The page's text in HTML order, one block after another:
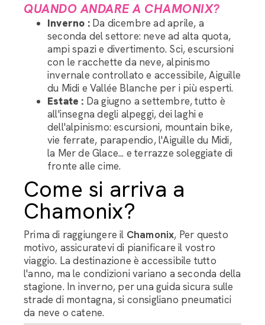
QUANDO ANDARE A CHAMONIX?
Inverno : Da dicembre ad aprile, a
seconda del settore: neve ad alta quota,
ampi spazi e divertimento. Sci, escursioni
con le racchette da neve, alpinismo
invernale controllato e accessibile, Aiguille
du Midi e Vallée Blanche per i più esperti.
Estate : Da giugno a settembre, tutto è
all'insegna degli alpeggi, dei laghi e
dell'alpinismo: escursioni, mountain bike,
vie ferrate, parapendio, l'Aiguille du Midi,
la Mer de Glace... e terrazze soleggiate di
fronte alle cime.
Come si arriva a
Chamonix?
Prima di raggiungere il Chamonix, Per questo
motivo, assicuratevi di pianificare il vostro
viaggio. La destinazione è accessibile tutto
l'anno, ma le condizioni variano a seconda della
stagione. In inverno, per una guida sicura sulle
strade di montagna, si consigliano pneumatici
da neve o catene.